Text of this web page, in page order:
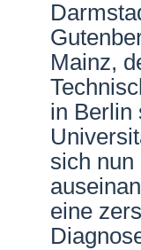
Mainz,
in Berlin
sich
eine